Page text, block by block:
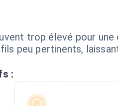
trop élevé pour
peu pertinents,
: